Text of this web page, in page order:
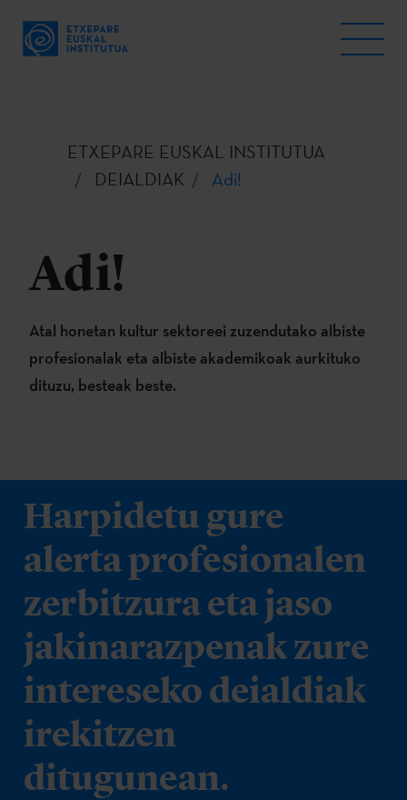
ETXEPARE EUSKAL INSTITUTUA
DEIALDIAK
Adi!
Adi!
Atal honetan kultur sektoreei zuzendutako albiste
profesionalak eta albiste akademikoak aurkituko
dituzu, besteak beste.
Harpidetu gure
alerta profesionalen
zerbitzura eta jaso
jakinarazpenak zure
intereseko deialdiak
irekitzen
ditugunean.